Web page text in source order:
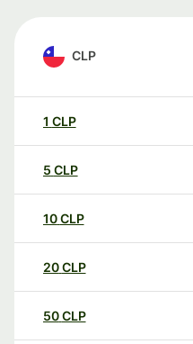
CLP
1 CLP
5 CLP
10CLP
20CLP
50CLP